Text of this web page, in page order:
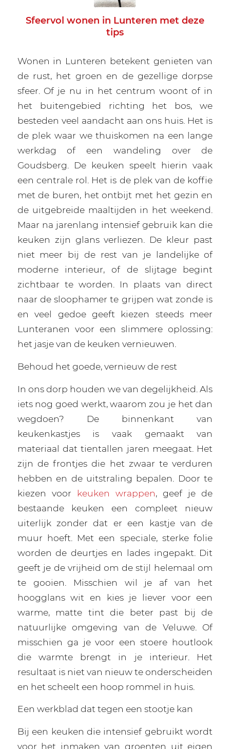
Sfeervol wonen in Lunteren met deze
tips
Wonen in Lunteren betekent genieten van
de rust, het groen en de gezellige dorpse
sfeer. Of je nu in het centrum woont of in
het buitengebied richting het bos, we
besteden veel aandacht aan ons huis. Het is
de plek waar we thuiskomen na een lange
werkdag of een wandeling over de
Goudsberg. De keuken speelt hierin vaak
een centrale rol. Het is de plek van de koffie
met de buren, het ontbijt met het gezin en
de uitgebreide maaltijden in het weekend.
Maar na jarenlang intensief gebruik kan die
keuken zijn glans verliezen. De kleur past
niet meer bij de rest van je landelijke of
moderne interieur, of de slijtage begint
zichtbaar te worden. In plaats van direct
naar de sloophamer te grijpen wat zonde is
en veel gedoe geeft kiezen steeds meer
Lunteranen voor een slimmere oplossing:
het jasje van de keuken vernieuwen.
Behoud het goede, vernieuw de rest
In ons dorp houden we van degelijkheid. Als
iets nog goed werkt, waarom zou je het dan
wegdoen? De binnenkant van
keukenkastjes is vaak gemaakt van
materiaal dat tientallen jaren meegaat. Het
zijn de frontjes die het zwaar te verduren
hebben en de uitstraling bepalen. Door te
kiezen voor keuken wrappen, geef je de
bestaande keuken een compleet nieuw
uiterlijk zonder dat er een kastje van de
muur hoeft. Met een speciale, sterke folie
worden de deurtjes en lades ingepakt. Dit
geeft je de vrijheid om de stijl helemaal om
te gooien. Misschien wil je af van het
hoogglans wit en kies je liever voor een
warme, matte tint die beter past bij de
natuurlijke omgeving van de Veluwe. Of
misschien ga je voor een stoere houtlook
die warmte brengt in je interieur. Het
resultaat is niet van nieuw te onderscheiden
en het scheelt een hoop rommel in huis.
Een werkblad dat tegen een stootje kan
Bij een keuken die intensief gebruikt wordt
voor het inmaken van groenten uit eigen